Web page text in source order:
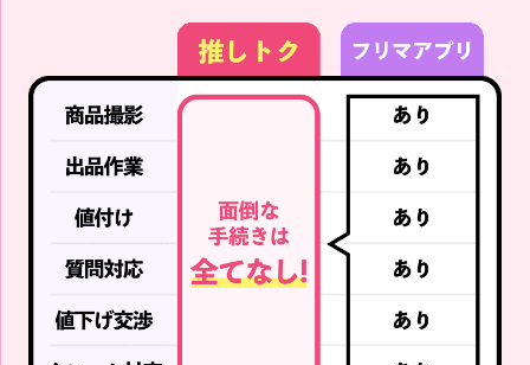
ンソク ソンヨンドリ
買取強化中!!
リズコ
買取強化中!!
RIIZE SHOTARO The Secr
et LIEZ ぬいぐるみバッジ
リズコ
RIIZE SHOTARO 2024 FAN
40CM DOLL ぬいぐるみ リ